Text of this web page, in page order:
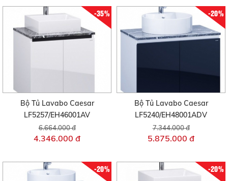
-35%
Bộ Tủ Lavabo Caesar
LF5257/EH46001AV
6.664.000 đ
4.346.000 đ
-20%
Bộ Tủ Lavabo Caesar
LF5240/EH48001ADV
7.344.000 đ
5.875.000 đ
-20% -20%